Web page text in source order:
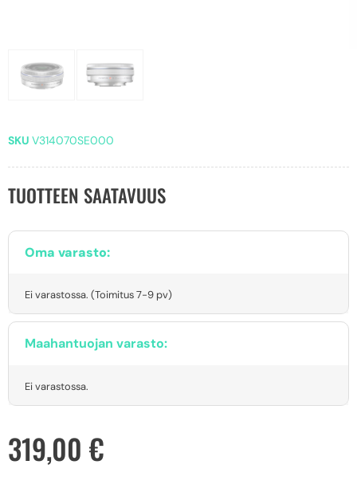
SKU V314070SE000
TUOTTEEN SAATAVUUS
Oma varasto:
Ei varastossa. (Toimitus 7-9 pv)
Maahantuojan varasto:
Ei varastossa.
319,00 €